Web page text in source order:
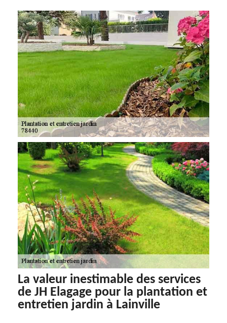
La valeur inestimable des services
de JH Elagage pour la plantation et
entretien jardin à Lainville